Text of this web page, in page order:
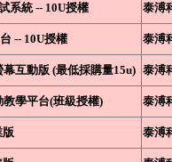
系統 -- 10U授權 泰溥
-- 10U授權 泰溥
互動版 (最低採購量15u) 泰溥
學平台(班級授權) 泰溥
版 泰溥